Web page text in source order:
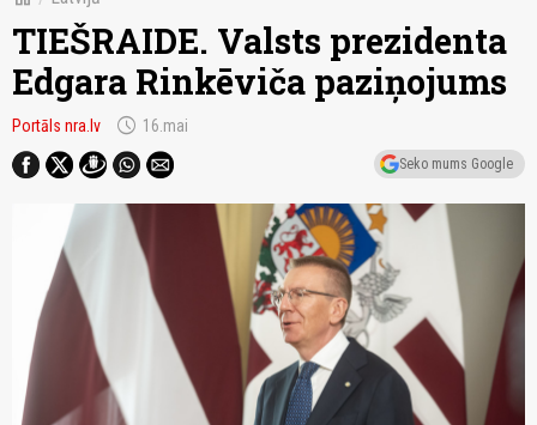
TIEŠRAIDE. Valsts prezidenta
Edgara Rinkēviča paziņojums
Portāls nra.lv schedule 16.mai
Seko mums Google